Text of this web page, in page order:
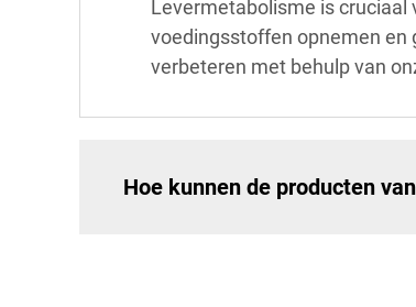
Levermetabolisme is cruciaal
voedingsstoffen opnemen en
verbeteren met behulp van
Hoe kunnen de producten